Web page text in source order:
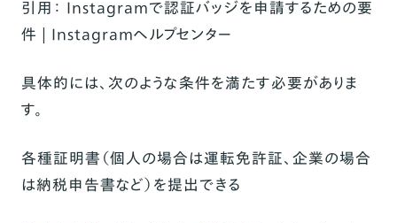
引用： Instagramで認証バッジを申請するための要
件 | Instagramヘルプセンター
具体的には、次のような条件を満たす必要がありま
す。
各種証明書（個人の場合は運転免許証、企業の場合
は納税申告書など）を提出できる